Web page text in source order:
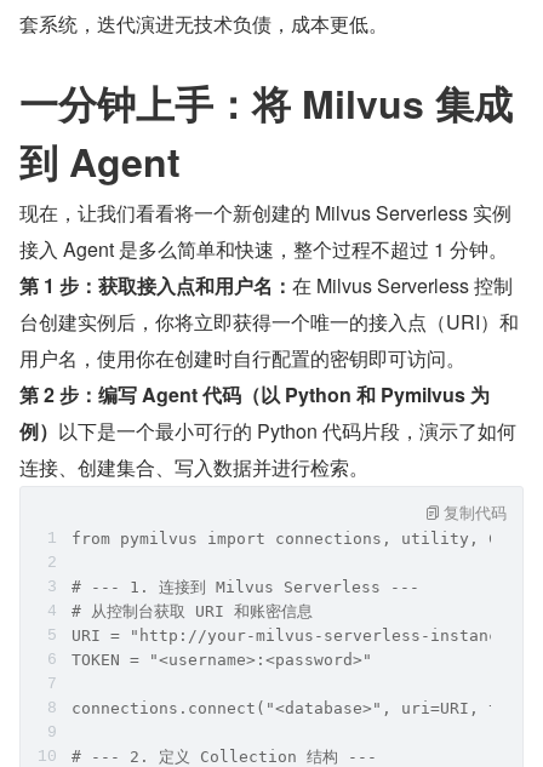
套系统，迭代演进无技术负债，成本更低。
一分钟上手：将 Milvus 集成
到 Agent
现在，让我们看看将一个新创建的 Milvus Serverless 实例
接入 Agent 是多么简单和快速，整个过程不超过 1 分钟。
第 1 步：获取接入点和用户名： 在 Milvus Serverless 控制
台创建实例后，你将立即获得一个唯一的接入点（URI）和
用户名，使用你在创建时自行配置的密钥即可访问。
第 2 步：编写 Agent 代码（以 Python 和 Pymilvus 为
例） 以下是一个最小可行的 Python 代码片段，演示了如何
连接、创建集合、写入数据并进行检索。
from pymilvus import connections, utility,
# --- 1. 连接到 Milvus Serverless ---
# 从控制台获取 URI 和账密信息
URI = "http://your-milvus-serverless-instance-
TOKEN = "<username>:<password>"
connections.connect("<database>", uri=URI,
# --- 2. 定义 Collection 结构 ---
复制代码